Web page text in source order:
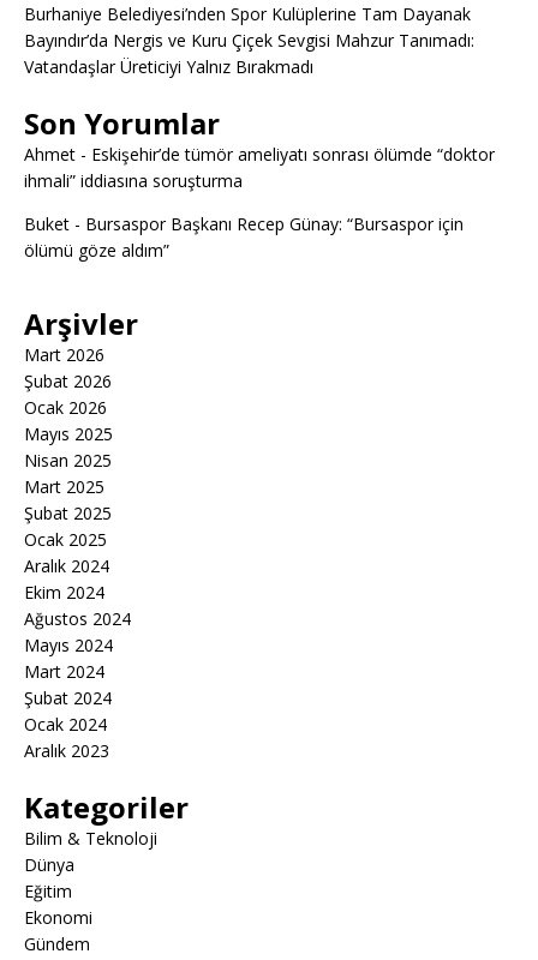
Burhaniye Belediyesi’nden Spor Kulüplerine Tam Dayanak
Bayındır’da Nergis ve Kuru Çiçek Sevgisi Mahzur Tanımadı:
Vatandaşlar Üreticiyi Yalnız Bırakmadı
Son Yorumlar
Ahmet - Eskişehir’de tümör ameliyatı sonrası ölümde “doktor
ihmali” iddiasına soruşturma
Buket - Bursaspor Başkanı Recep Günay: “Bursaspor için
ölümü göze aldım”
Arşivler
Mart 2026
Şubat 2026
Ocak 2026
Mayıs 2025
Nisan 2025
Mart 2025
Şubat 2025
Ocak 2025
Aralık 2024
Ekim 2024
Ağustos 2024
Mayıs 2024
Mart 2024
Şubat 2024
Ocak 2024
Aralık 2023
Kategoriler
Bilim & Teknoloji
Dünya
Eğitim
Ekonomi
Gündem